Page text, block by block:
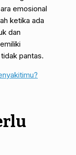
emosional
ketika ada
dan
pantas.